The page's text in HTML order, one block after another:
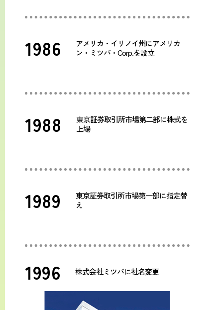
1986
アメリカ・イリノイ州にアメリカ
ン・ミツバ・Corp.を設立
1988
東京証券取引所市場第二部に株式を
上場
1989
東京証券取引所市場第一部に指定替
え
1996 株式会社ミツバに社名変更